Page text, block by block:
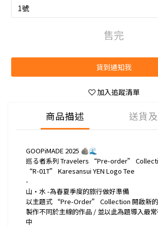
售完
貨到通知我
加入追蹤清單
商品描述 送貨
GOOPiMADE 2025 🪨🌊
巡る者系列 Travelers “Pre-order”
“R-01T” Karesansui YEN Logo Tee
-
山·水 -為春夏季度的旅行做好準備
以主題式 “Pre-Order” Collection 開啟新
製作不同於主線的作品 / 並以此為題導入最
中